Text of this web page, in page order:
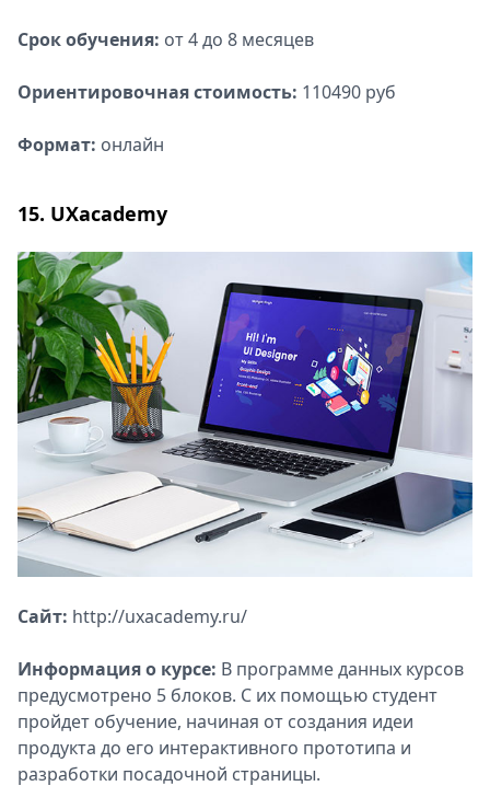
Срок обучения: от 4 до 8 месяцев
Ориентировочная стоимость: 110490 руб
Формат: онлайн
15. UXacademy
Сайт: http://uxacademy.ru/
Информация о курсе: В программе данных курсов
предусмотрено 5 блоков. С их помощью студент
пройдет обучение, начиная от создания идеи
продукта до его интерактивного прототипа и
разработки посадочной страницы.